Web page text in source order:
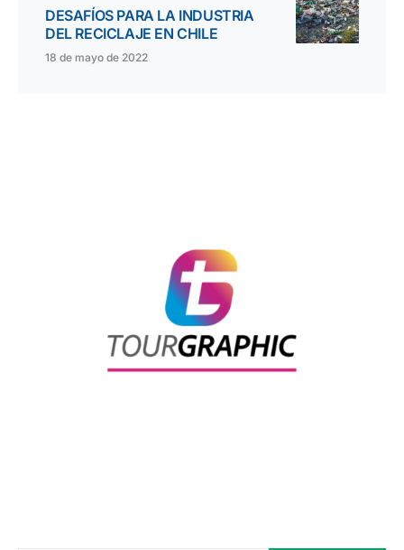
DESAFÍOS PARA LA INDUSTRIA
DEL RECICLAJE EN CHILE
18 de mayo de 2022